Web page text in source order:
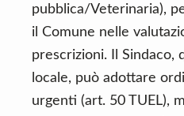
pubblica/Veterinaria),
il Comune nelle
prescrizioni. Il Sindaco,
locale, può adottare
urgenti (art. 50 TUEL),